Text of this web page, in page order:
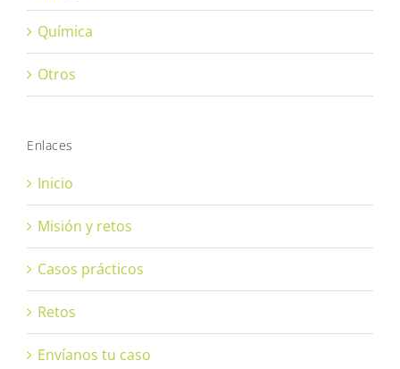
Química
Otros
Enlaces
Inicio
Misión y retos
Casos prácticos
Retos
Envíanos tu caso